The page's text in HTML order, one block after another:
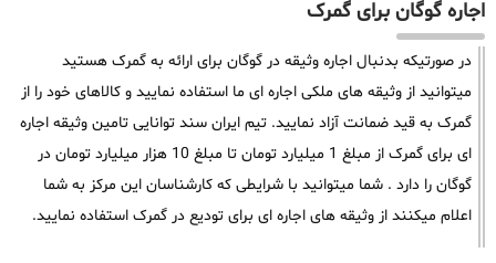
اجاره گوگان برای گمرک
در صورتیکه بدنبال اجاره وثیقه در گوگان برای ارائه به گمرک هستید
میتوانید از وثیقه های ملکی اجاره ای ما استفاده نمایید و کالاهای خود را از
گمرک به قید ضمانت آزاد نمایید. تیم ایران سند توانایی تامین وثیقه اجاره
ای برای گمرک از مبلغ 1 میلیارد تومان تا مبلغ 10 هزار میلیارد تومان در
گوگان را دارد . شما میتوانید با شرایطی که کارشناسان این مرکز به شما
اعلام میکنند از وثیقه های اجاره ای برای تودیع در گمرک استفاده نمایید.